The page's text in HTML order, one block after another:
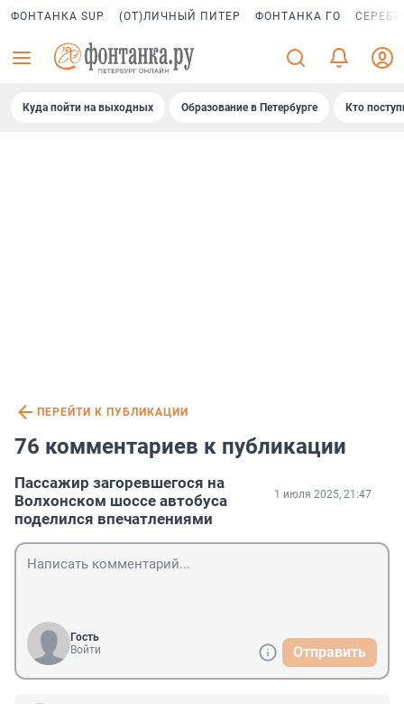
ФОНТАНКА SUP (ОТ)ЛИЧНЫЙ ПИТЕР ФОНТАНКА ГО
Куда пойти на выходных Образование в Петербурге Кто
ПЕРЕЙТИ К ПУБЛИКАЦИИ
76 комментариев к публикации
Пассажир загоревшегося на
Волхонском шоссе автобуса
поделился впечатлениями
1 июля 2025, 21:47
Гость
Войти
Отправить